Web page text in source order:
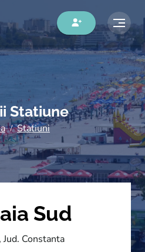
Statiune
Statiuni
Sud
Jud. Constanta